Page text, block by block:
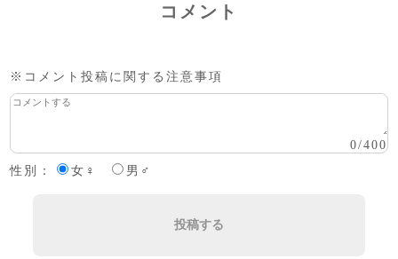
コメント
※コメント投稿に関する注意事項
0/400
性別：
女♀ 男♂
投稿する